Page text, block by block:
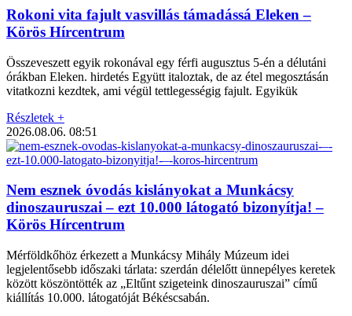
Rokoni vita fajult vasvillás támadássá Eleken –
Körös Hírcentrum
Összeveszett egyik rokonával egy férfi augusztus 5-én a délutáni
órákban Eleken. hirdetés Együtt italoztak, de az étel megosztásán
vitatkozni kezdtek, ami végül tettlegességig fajult. Egyikük
Részletek +
2026.08.06. 08:51
Nem esznek óvodás kislányokat a Munkácsy
dinoszauruszai – ezt 10.000 látogató bizonyítja! –
Körös Hírcentrum
Mérföldkőhöz érkezett a Munkácsy Mihály Múzeum idei
legjelentősebb időszaki tárlata: szerdán délelőtt ünnepélyes keretek
között köszöntötték az „Eltűnt szigeteink dinoszauruszai” című
kiállítás 10.000. látogatóját Békéscsabán.